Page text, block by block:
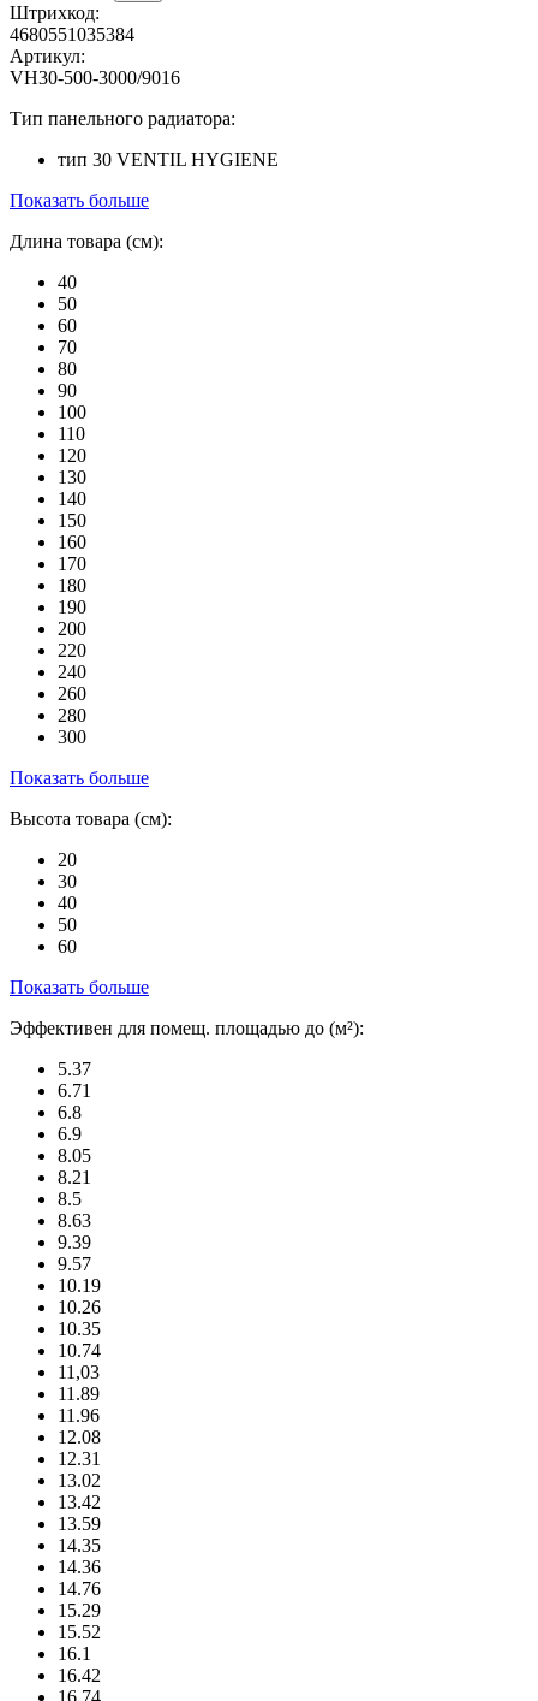
Штрихкод:
4680551035384
Артикул:
VH30-500-3000/9016
Тип панельного радиатора:
тип 30 VENTIL HYGIENE
Показать больше
Длина товара (см):
40
50
60
70
80
90
100
110
120
130
140
150
160
170
180
190
200
220
240
260
280
300
Показать больше
Высота товара (см):
20
30
40
50
60
Показать больше
Эффективен для помещ. площадью до (м²):
5.37
6.71
6.8
6.9
8.05
8.21
8.5
8.63
9.39
9.57
10.19
10.26
10.35
10.74
11,03
11.89
11.96
12.08
12.31
13.02
13.42
13.59
14.35
14.36
14.76
15.29
15.52
16.1
16.42
16.74